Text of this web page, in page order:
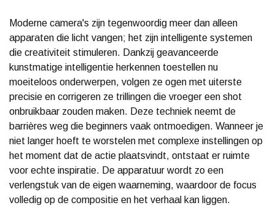
Moderne camera's zijn tegenwoordig meer dan alleen
apparaten die licht vangen; het zijn intelligente systemen
die creativiteit stimuleren. Dankzij geavanceerde
kunstmatige intelligentie herkennen toestellen nu
moeiteloos onderwerpen, volgen ze ogen met uiterste
precisie en corrigeren ze trillingen die vroeger een shot
onbruikbaar zouden maken. Deze techniek neemt de
barrières weg die beginners vaak ontmoedigen. Wanneer je
niet langer hoeft te worstelen met complexe instellingen op
het moment dat de actie plaatsvindt, ontstaat er ruimte
voor echte inspiratie. De apparatuur wordt zo een
verlengstuk van de eigen waarneming, waardoor de focus
volledig op de compositie en het verhaal kan liggen.